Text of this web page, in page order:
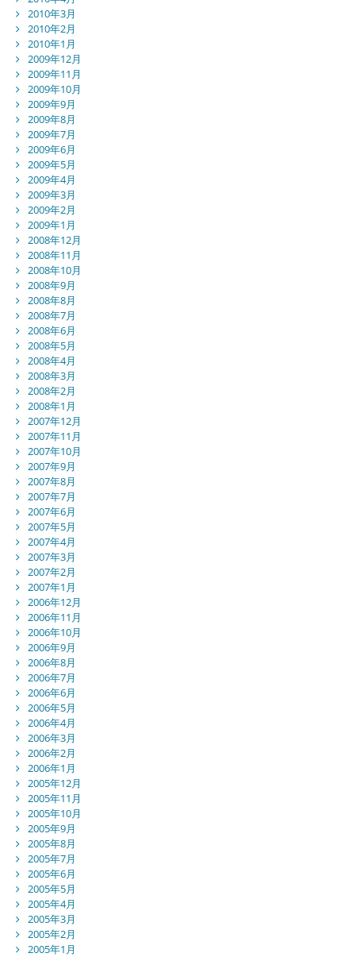
2010年3月
2010年2月
2010年1月
2009年12月
2009年11月
2009年10月
2009年9月
2009年8月
2009年7月
2009年6月
2009年5月
2009年4月
2009年3月
2009年2月
2009年1月
2008年12月
2008年11月
2008年10月
2008年9月
2008年8月
2008年7月
2008年6月
2008年5月
2008年4月
2008年3月
2008年2月
2008年1月
2007年12月
2007年11月
2007年10月
2007年9月
2007年8月
2007年7月
2007年6月
2007年5月
2007年4月
2007年3月
2007年2月
2007年1月
2006年12月
2006年11月
2006年10月
2006年9月
2006年8月
2006年7月
2006年6月
2006年5月
2006年4月
2006年3月
2006年2月
2006年1月
2005年12月
2005年11月
2005年10月
2005年9月
2005年8月
2005年7月
2005年6月
2005年5月
2005年4月
2005年3月
2005年2月
2005年1月